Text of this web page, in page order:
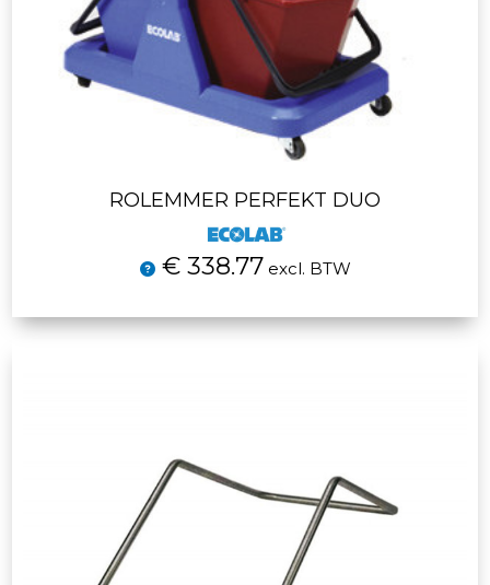
ROLEMMER PERFEKT DUO
€ 338.77 excl. BTW